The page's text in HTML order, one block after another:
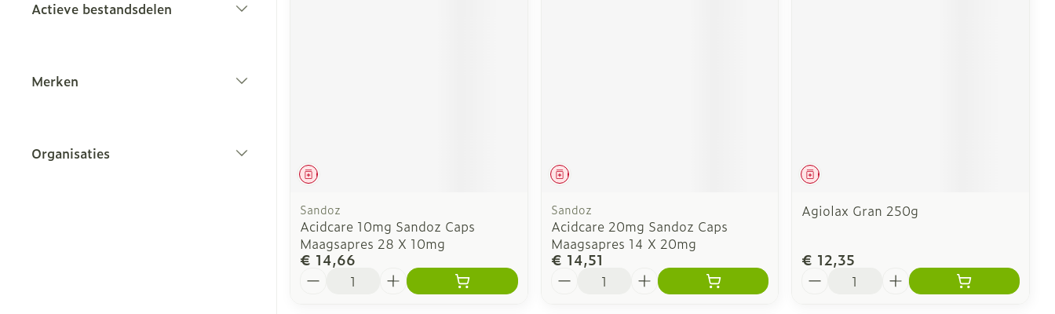
Actieve bestandsdelen
Merken
Organisaties
Geneesmiddel
Sandoz
Acidcare 10mg Sandoz Caps
Maagsapres 28 X 10mg
€ 14,66
Geneesmiddel
Sandoz
Acidcare 20mg Sandoz Caps
Maagsapres 14 X 20mg
€ 14,51
Geneesmiddel
Agiolax Gran 250g
€ 12,35